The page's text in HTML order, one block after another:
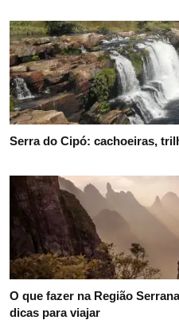
Serra do Cipó: cachoeiras,
O que fazer na Região
dicas para viajar